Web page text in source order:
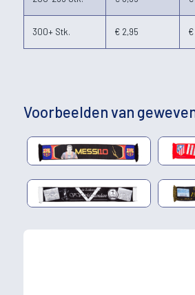
300+ Stk. € 2,95 €
Voorbeelden van